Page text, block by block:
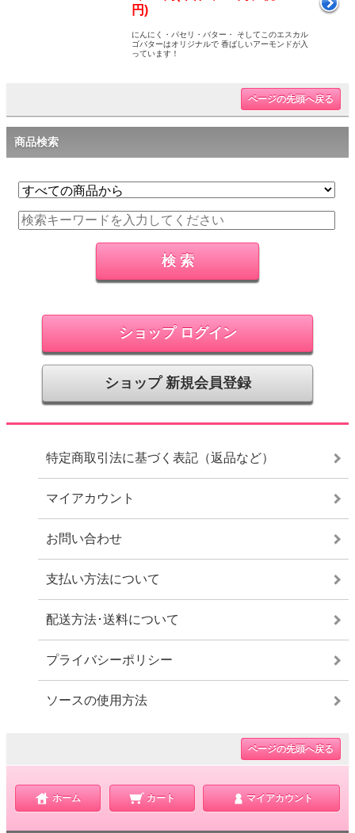
円)
にんにく・パセリ・バター・ そしてこのエスカル
ゴバターはオリジナルで 香ばしいアーモンドが入
っています！
ページの先頭へ戻る
商品検索
ショップ ログイン
ショップ 新規会員登録
特定商取引法に基づく表記（返品など）
マイアカウント
お問い合わせ
支払い方法について
配送方法･送料について
プライバシーポリシー
ソースの使用方法
ページの先頭へ戻る
ホーム カート マイアカウント